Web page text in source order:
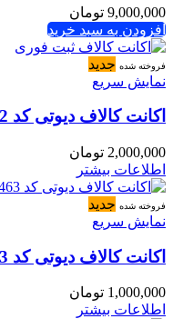
9,000,000 تومان
افزودن به سبد خرید
فروخته شده جدید
نمایش سریع
اکانت کالاف دیوتی کد 2432
2,000,000 تومان
اطلاعات بیشتر
فروخته شده جدید
نمایش سریع
اکانت کالاف دیوتی کد 1463
1,000,000 تومان
اطلاعات بیشتر